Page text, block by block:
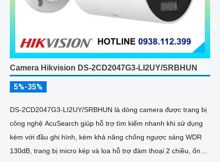
Camera Hikvision DS-2CD2047G3-LI2UY/SRBHUN
5%-35%
DS-2CD2047G3-LI2UY/SRBHUN là dòng camera được trang bị
công nghệ AcuSearch giúp hỗ trợ tìm kiếm nhanh khi sử dụng
kèm với đầu ghi hình, kèm khả năng chống ngược sáng WDR
130dB, trang bị micro kép và loa hỗ trợ đàm thoại 2 chiều, ống